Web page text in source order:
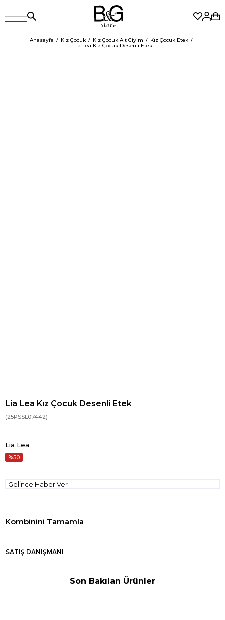
Anasayfa Kız Çocuk Kız Çocuk Alt Giyim
Kız Çocuk Etek
Lia Lea Kız Çocuk Desenli Etek
Lia Lea Kız Çocuk Desenli Etek
(25PSSL07442)
Lia Lea
50
Gelince Haber Ver
SATIŞ DANIŞMANI
Son Bakılan Ürünler